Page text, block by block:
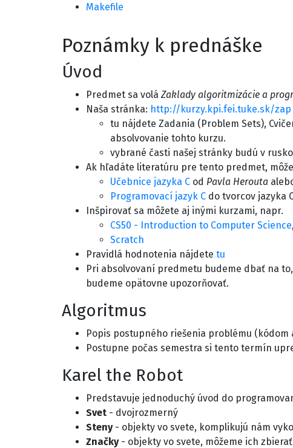
Makefile
Poznámky k prednáške
Úvod
Predmet sa volá Zaklady algoritmizácie a
Naša stránka: http://kurzy.kpi.fei.tuke.sk/zap
tu nájdete Zadania (Problem Sets),
absolvovanie tohto kurzu.
vybrané časti našej stránky budú v
Ak hľadáte literatúru pre tento predmet,
Učebnice jazyka C od Pavla Herouta
Programovací jazyk C do tvorcov jazyka
Inšpirovať sa môžete aj inými kurzami, napr.
CS50 - Introduction to Computer Science
Scratch
Pravidlá hodnotenia nájdete tu
Pri absolvovaní predmetu budeme dbať na
budeme opätovne upozorňovať.
Algoritmus
Popis postupného riešenia problému (kódom
Postupne počas semestra si tento termín
Karel the Robot
Predstavuje jednoduchý úvod do
Svet - dvojrozmerný
Steny- objekty vo svete, komplikujú nám
Značky- objekty vo svete, môžeme ich